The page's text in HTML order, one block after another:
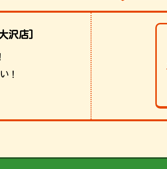
沢店]
！